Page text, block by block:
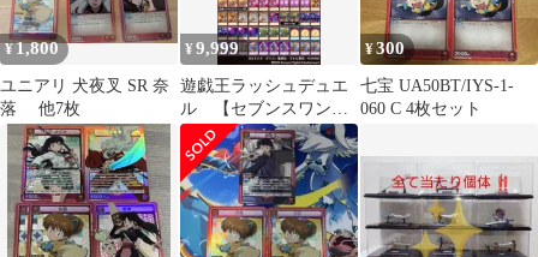
¥1,800
ユニアリ 犬夜叉 SR 奈
落 他7枚
¥9,999
遊戯王ラッシュデュエ
ル 【セブンスワンダ
ー+マジカルセブンス】
デッキ 95枚
¥300
七宝 UA50BT/IYS-1-
060 C 4枚セット